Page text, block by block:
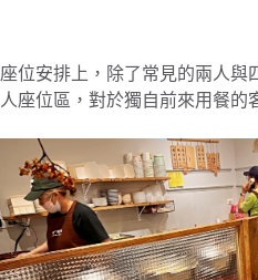
座位安排上，除了常見的兩人與
人座位區，對於獨自前來用餐的